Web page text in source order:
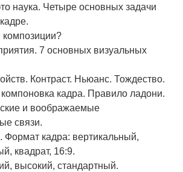
наука. Четыре основных задачи
композиции?
7 основных визуальных
Контраст. Ньюанс. Тождество.
кадра. Правило ладони.
и воображаемые
связи.
Формат кадра: вертикальный,
квадрат, 16:9.
высокий, стандартный.